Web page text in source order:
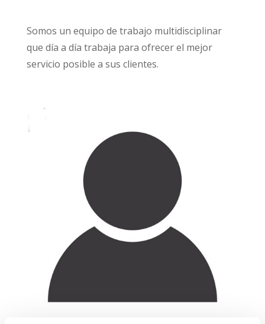
Somos un equipo de trabajo multidisciplinar
que día a día trabaja para ofrecer el mejor
servicio posible a sus clientes.